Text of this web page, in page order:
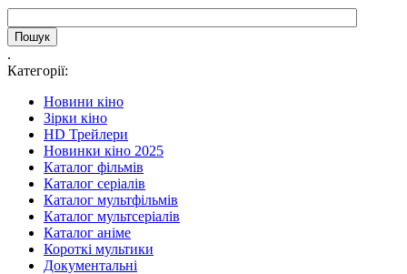
.
Категорії:
Новини кіно
Зірки кіно
HD Трейлери
Новинки кіно 2025
Каталог фільмів
Каталог серіалів
Каталог мультфільмів
Каталог мультсеріалів
Каталог аніме
Короткі мультики
Документальні